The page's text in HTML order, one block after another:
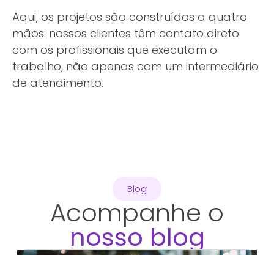
Aqui, os projetos são construídos a quatro
mãos: nossos clientes têm contato direto
com os profissionais que executam o
trabalho, não apenas com um intermediário
de atendimento.
Blog
Acompanhe o
nosso blog